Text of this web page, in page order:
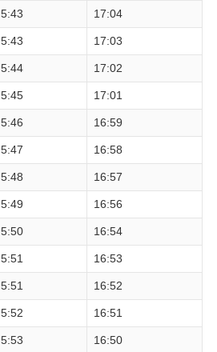
5:43 17:04
5:43 17:03
5:44 17:02
5:45 17:01
5:46 16:59
5:47 16:58
5:48 16:57
5:49 16:56
5:50 16:54
5:51 16:53
5:51 16:52
5:52 16:51
5:53 16:50